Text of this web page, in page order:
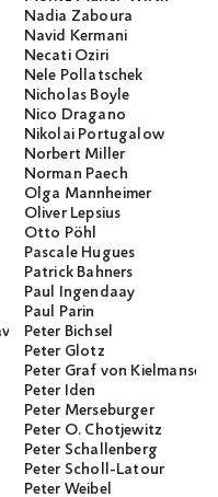
Nadia Zaboura
Navid Kermani
Necati Öziri
Nele Pollatschek
Nicholas Boyle
Nico Dragano
Nikolai Portugalow
Norbert Miller
Norman Paech
Olga Mannheimer
Oliver Lepsius
Otto Pöhl
Pascale Hugues
Patrick Bahners
Paul Ingendaay
Paul Parin
Peter Bichsel
Peter Glotz
Peter Graf von
Peter Iden
Peter Merseburger
Peter O. Chotjewitz
Peter Schallenberg
Peter Scholl-Latour
Peter Weibel